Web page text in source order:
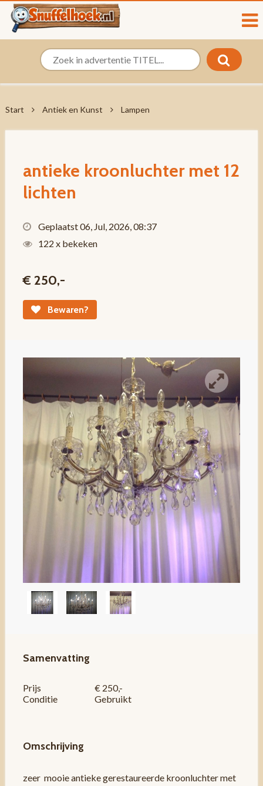
Start Antiek en Kunst Lampen
antieke kroonluchter met 12
lichten
Geplaatst 06, Jul, 2026, 08:37
122 x bekeken
€ 250,-
Bewaren?
Samenvatting
Prijs
€ 250,-
Conditie
Gebruikt
Omschrijving
zeer mooie antieke gerestaureerde kroonluchter met